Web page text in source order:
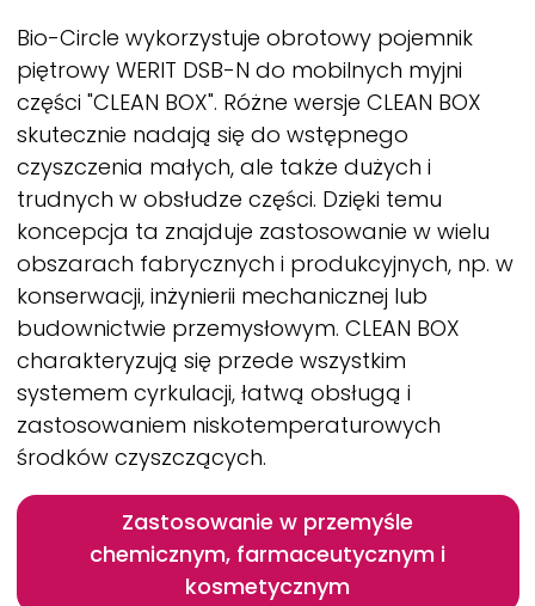
Bio-Circle wykorzystuje obrotowy pojemnik
piętrowyWERIT DSB-N do mobilnych myjni
części "CLEAN BOX". Różne wersje CLEAN BOX
skutecznie nadają się do wstępnego
czyszczenia małych, ale także dużych i
trudnych w obsłudze części. Dzięki temu
koncepcja ta znajduje zastosowanie w wielu
obszarach fabrycznych i produkcyjnych, np. w
konserwacji, inżynierii mechanicznej lub
budownictwie przemysłowym. CLEAN BOX
charakteryzują się przede wszystkim
systemem cyrkulacji, łatwą obsługą i
zastosowaniem niskotemperaturowych
środków czyszczących.
Zastosowanie w przemyśle
chemicznym, farmaceutycznym i
kosmetycznym